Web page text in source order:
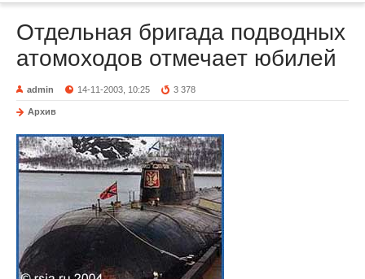
Отдельная бригада подводных
атомоходов отмечает юбилей
admin 14-11-2003, 10:25 3 378
Архив